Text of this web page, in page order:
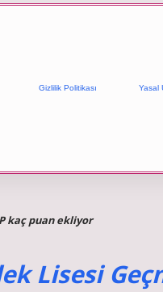
Gizlilik Politikası Yasal
kaç puan ekliyor
Lisesi